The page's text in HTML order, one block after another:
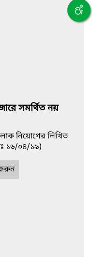
সমর্থিত নয়
লোক নিয়োগের লিখিত
১৬/০৪/১৯)